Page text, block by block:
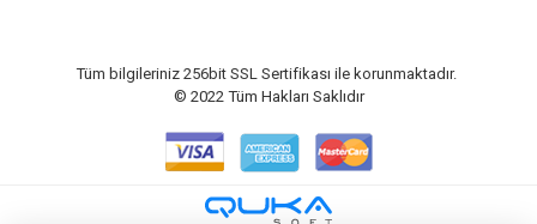
Tüm bilgileriniz 256bit SSL Sertifikası ile korunmaktadır.
© 2022 Tüm Hakları Saklıdır